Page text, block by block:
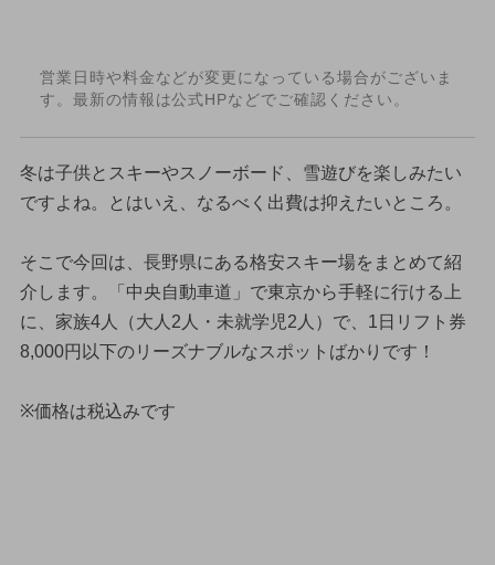
営業日時や料金などが変更になっている場合がございま
す。最新の情報は公式HPなどでご確認ください。
冬は子供とスキーやスノーボード、雪遊びを楽しみたい
ですよね。とはいえ、なるべく出費は抑えたいところ。
そこで今回は、長野県にある格安スキー場をまとめて紹
介します。「中央自動車道」で東京から手軽に行ける上
に、家族4人（大人2人・未就学児2人）で、1日リフト券
8,000円以下のリーズナブルなスポットばかりです！
※価格は税込みです